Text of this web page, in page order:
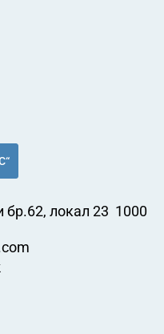
бр.62, локал 23 1000